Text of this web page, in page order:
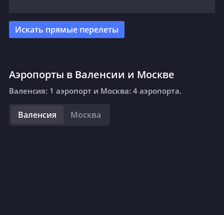
Искать прямые перелеты
Аэропорты в Валенсии и Москве
Валенсия: 1 аэропорт и Москва: 4 аэропорта.
Валенсия Москва